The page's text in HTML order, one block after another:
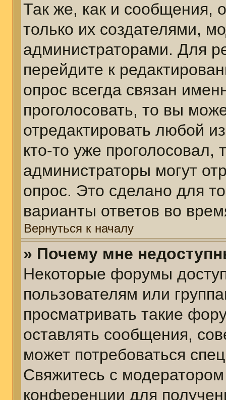
Так же, как и сообщения,
только их создателями,
администраторами. Для
перейдите к
опрос всегда связан
проголосовать, то вы
отредактировать любой
кто-то уже
администраторы могут
опрос. Это сделано для
варианты ответов во
Вернуться к началу
» Почему мне
Некоторые форумы
пользователям или
просматривать такие
оставлять сообщения,
может потребоваться
Свяжитесь с
конференции для